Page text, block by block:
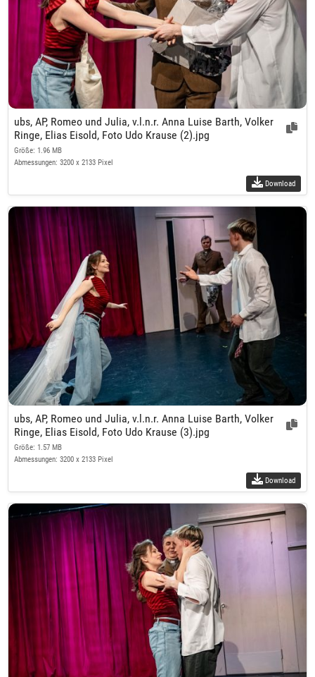
ubs, AP, Romeo und Julia, v.l.n.r. Anna Luise Barth, Volker
Ringe, Elias Eisold, Foto Udo Krause (2).jpg
Größe: 1.96 MB
Abmessungen: 3200 x 2133 Pixel
Download
ubs, AP, Romeo und Julia, v.l.n.r. Anna Luise Barth, Volker
Ringe, Elias Eisold, Foto Udo Krause (3).jpg
Größe: 1.57 MB
Abmessungen: 3200 x 2133 Pixel
Download